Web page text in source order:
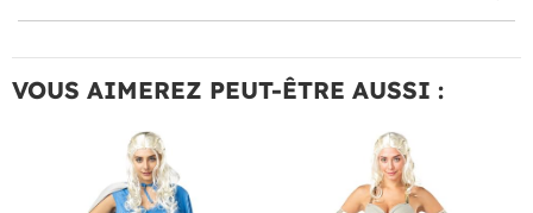
VOUS AIMEREZ PEUT-ÊTRE AUSSI :